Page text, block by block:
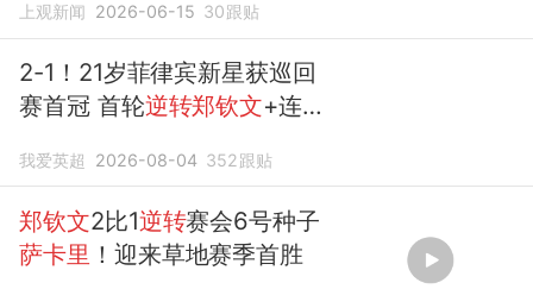
上观新闻 2026-06-15 30跟贴
2-1！21岁菲律宾新星获巡回
赛首冠 首轮逆转郑钦文+连胜
我爱英超 2026-08-04 352跟贴
郑钦文2比1逆转赛会6号种子
萨卡里 ！迎来草地赛季首胜